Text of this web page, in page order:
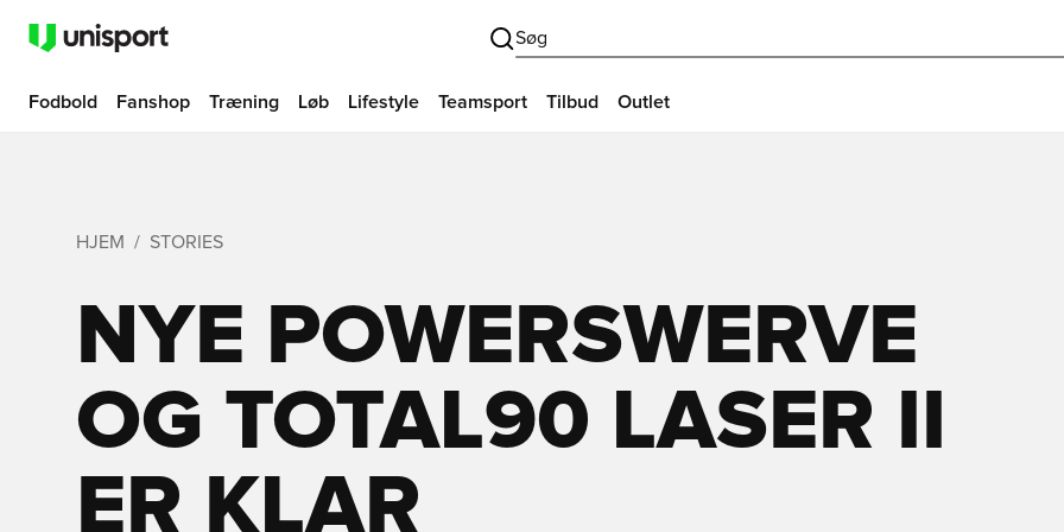
Søg
Fodbold Fanshop Træning Løb Lifestyle Teamsport Tilbud Outlet
HJEM STORIES
NYE POWERSWERVE
OG TOTAL90 LASER II
ER KLAR